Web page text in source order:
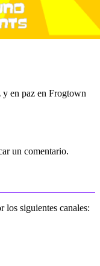
en paz en Frogtown
un comentario.
los siguientes canales: